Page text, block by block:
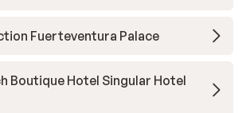
Fuerteventura Palace
Boutique Hotel Singular Hotel